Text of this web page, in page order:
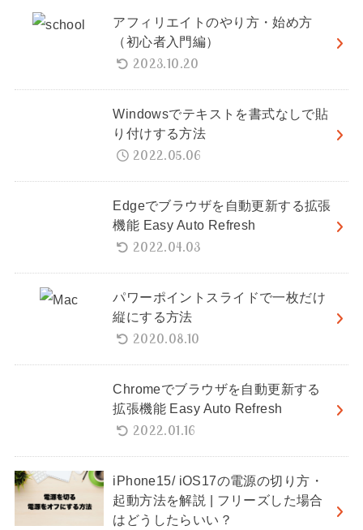
アフィリエイトのやり方・始め方
（初心者入門編）
2023.10.20
Windowsでテキストを書式なしで貼
り付けする方法
2022.05.06
Edgeでブラウザを自動更新する拡張
機能 Easy Auto Refresh
2022.04.03
パワーポイントスライドで一枚だけ
縦にする方法
2020.08.10
Chromeでブラウザを自動更新する
拡張機能 Easy Auto Refresh
2022.01.16
iPhone15/ iOS17の電源の切り方・
起動方法を解説 | フリーズした場合
はどうしたらいい？